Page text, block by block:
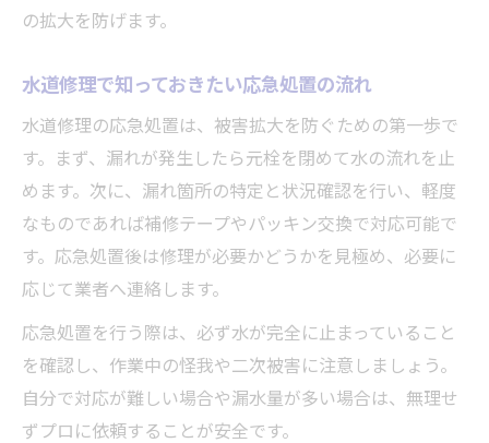
水トラブル発生時の水道修理初動対応
慌てず水道修理を進めるための手順
水道修理で冷静に対処する知識と準備
応急処置後の水道修理の流れを解説
水道修理で再発防止に必要な対応策
の拡大を防げます。
水道修理で知っておきたい応急処置の流れ
水道修理の応急処置は、被害拡大を防ぐための第一歩で
す。まず、漏れが発生したら元栓を閉めて水の流れを止
めます。次に、漏れ箇所の特定と状況確認を行い、軽度
なものであれば補修テープやパッキン交換で対応可能で
す。応急処置後は修理が必要かどうかを見極め、必要に
応じて業者へ連絡します。
応急処置を行う際は、必ず水が完全に止まっていること
を確認し、作業中の怪我や二次被害に注意しましょう。
自分で対応が難しい場合や漏水量が多い場合は、無理せ
ずプロに依頼することが安全です。